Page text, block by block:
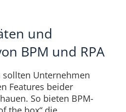
und
BPM und RPA
Unternehmen
Features beider
So bieten BPM-